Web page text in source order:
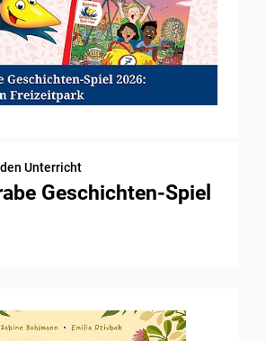
Unterricht
Geschichten-Spiel